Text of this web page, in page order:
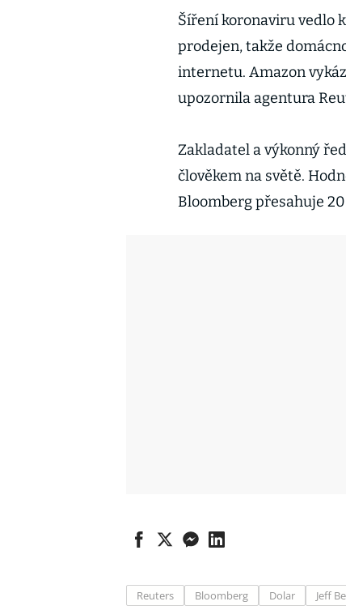
Šíření koronaviru vedlo
prodejen, takže
internetu. Amazon
upozornila agentura
Zakladatel a výkonný
člověkem na světě.
Bloomberg přesahuje
Reuters Bloomberg Dolar Jeff